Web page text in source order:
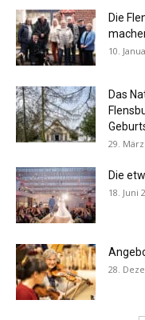
Die
10.
Das
29.
Die
18. Juni
28.